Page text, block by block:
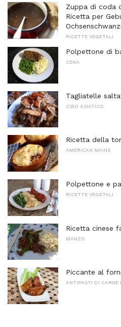
Zuppa di coda
Ricetta per
RICETTE VEGETALI
Polpettone di
CENA
Tagliatelle
CIBO ASIATICO
Ricetta della
AMERICAN MAINS
Polpettone e
RICETTE VEGETALI
Ricetta cinese
MANZO
Piccante al
ANTIPASTI DI CARNE